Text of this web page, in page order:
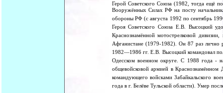
Герой Советского Союза (1982, тогда ещё
Вооружённых Силах РФ на посту
обороны РФ (с августа 1992 по сентябрь
Героя Советского Союза Е.В. Высоцкий
Краснознамённой мотострелковой
Афганистане (1979-1982). Он 87 раз лично
1982—1986 гг. Е.В. Высоцкий командовал
Одесском военном округе. С 1988 года -
общевойсковой армией в
командующего войсками Забайкальского
года в г. Белёве Тульской области). Умер